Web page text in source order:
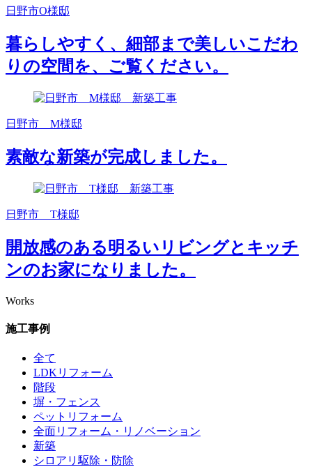
日野市O様邸
暮らしやすく、細部まで美しいこだわ
りの空間を、ご覧ください。
日野市 M様邸
素敵な新築が完成しました。
日野市 T様邸
開放感のある明るいリビングとキッチ
ンのお家になりました。
Works
施工事例
全て
LDKリフォーム
階段
塀・フェンス
ペットリフォーム
全面リフォーム・リノベーション
新築
シロアリ駆除・防除